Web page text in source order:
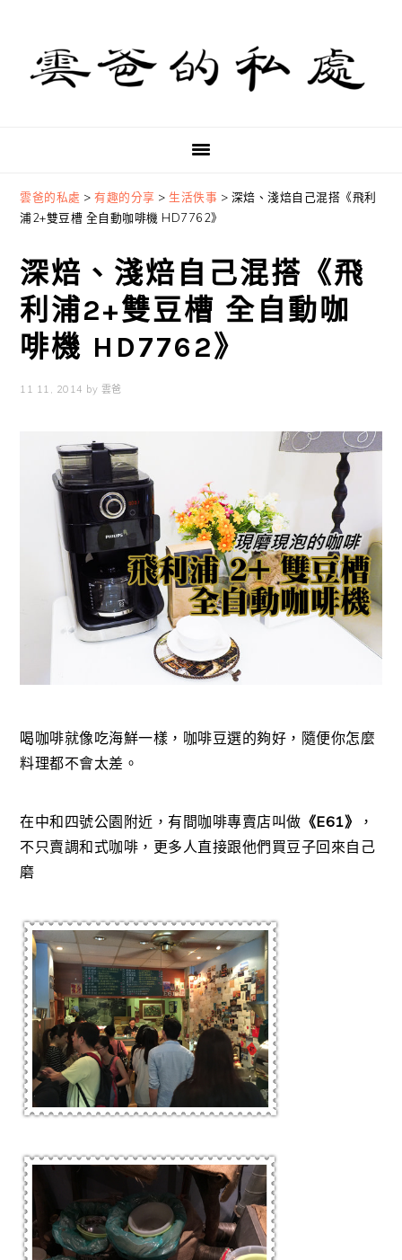
primary
navigation
content
primary
sidebar
雲爸的私處 >有趣的分享 > 生活佚事 > 深焙、淺焙自己混搭《飛利
浦2+雙豆槽 全自動咖啡機 HD7762》
深焙、淺焙自己混搭《飛
利浦2+雙豆槽 全自動咖
啡機 HD7762》
11 11, 2014 by 雲爸
喝咖啡就像吃海鮮一樣，咖啡豆選的夠好，隨便你怎麼
料理都不會太差。
在中和四號公園附近，有間咖啡專賣店叫做 《E61》
，
不只賣調和式咖啡，更多人直接跟他們買豆子回來自己
磨